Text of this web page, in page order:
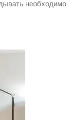
необходимо